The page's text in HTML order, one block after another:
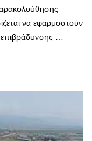
να εφαρμοστούν
…